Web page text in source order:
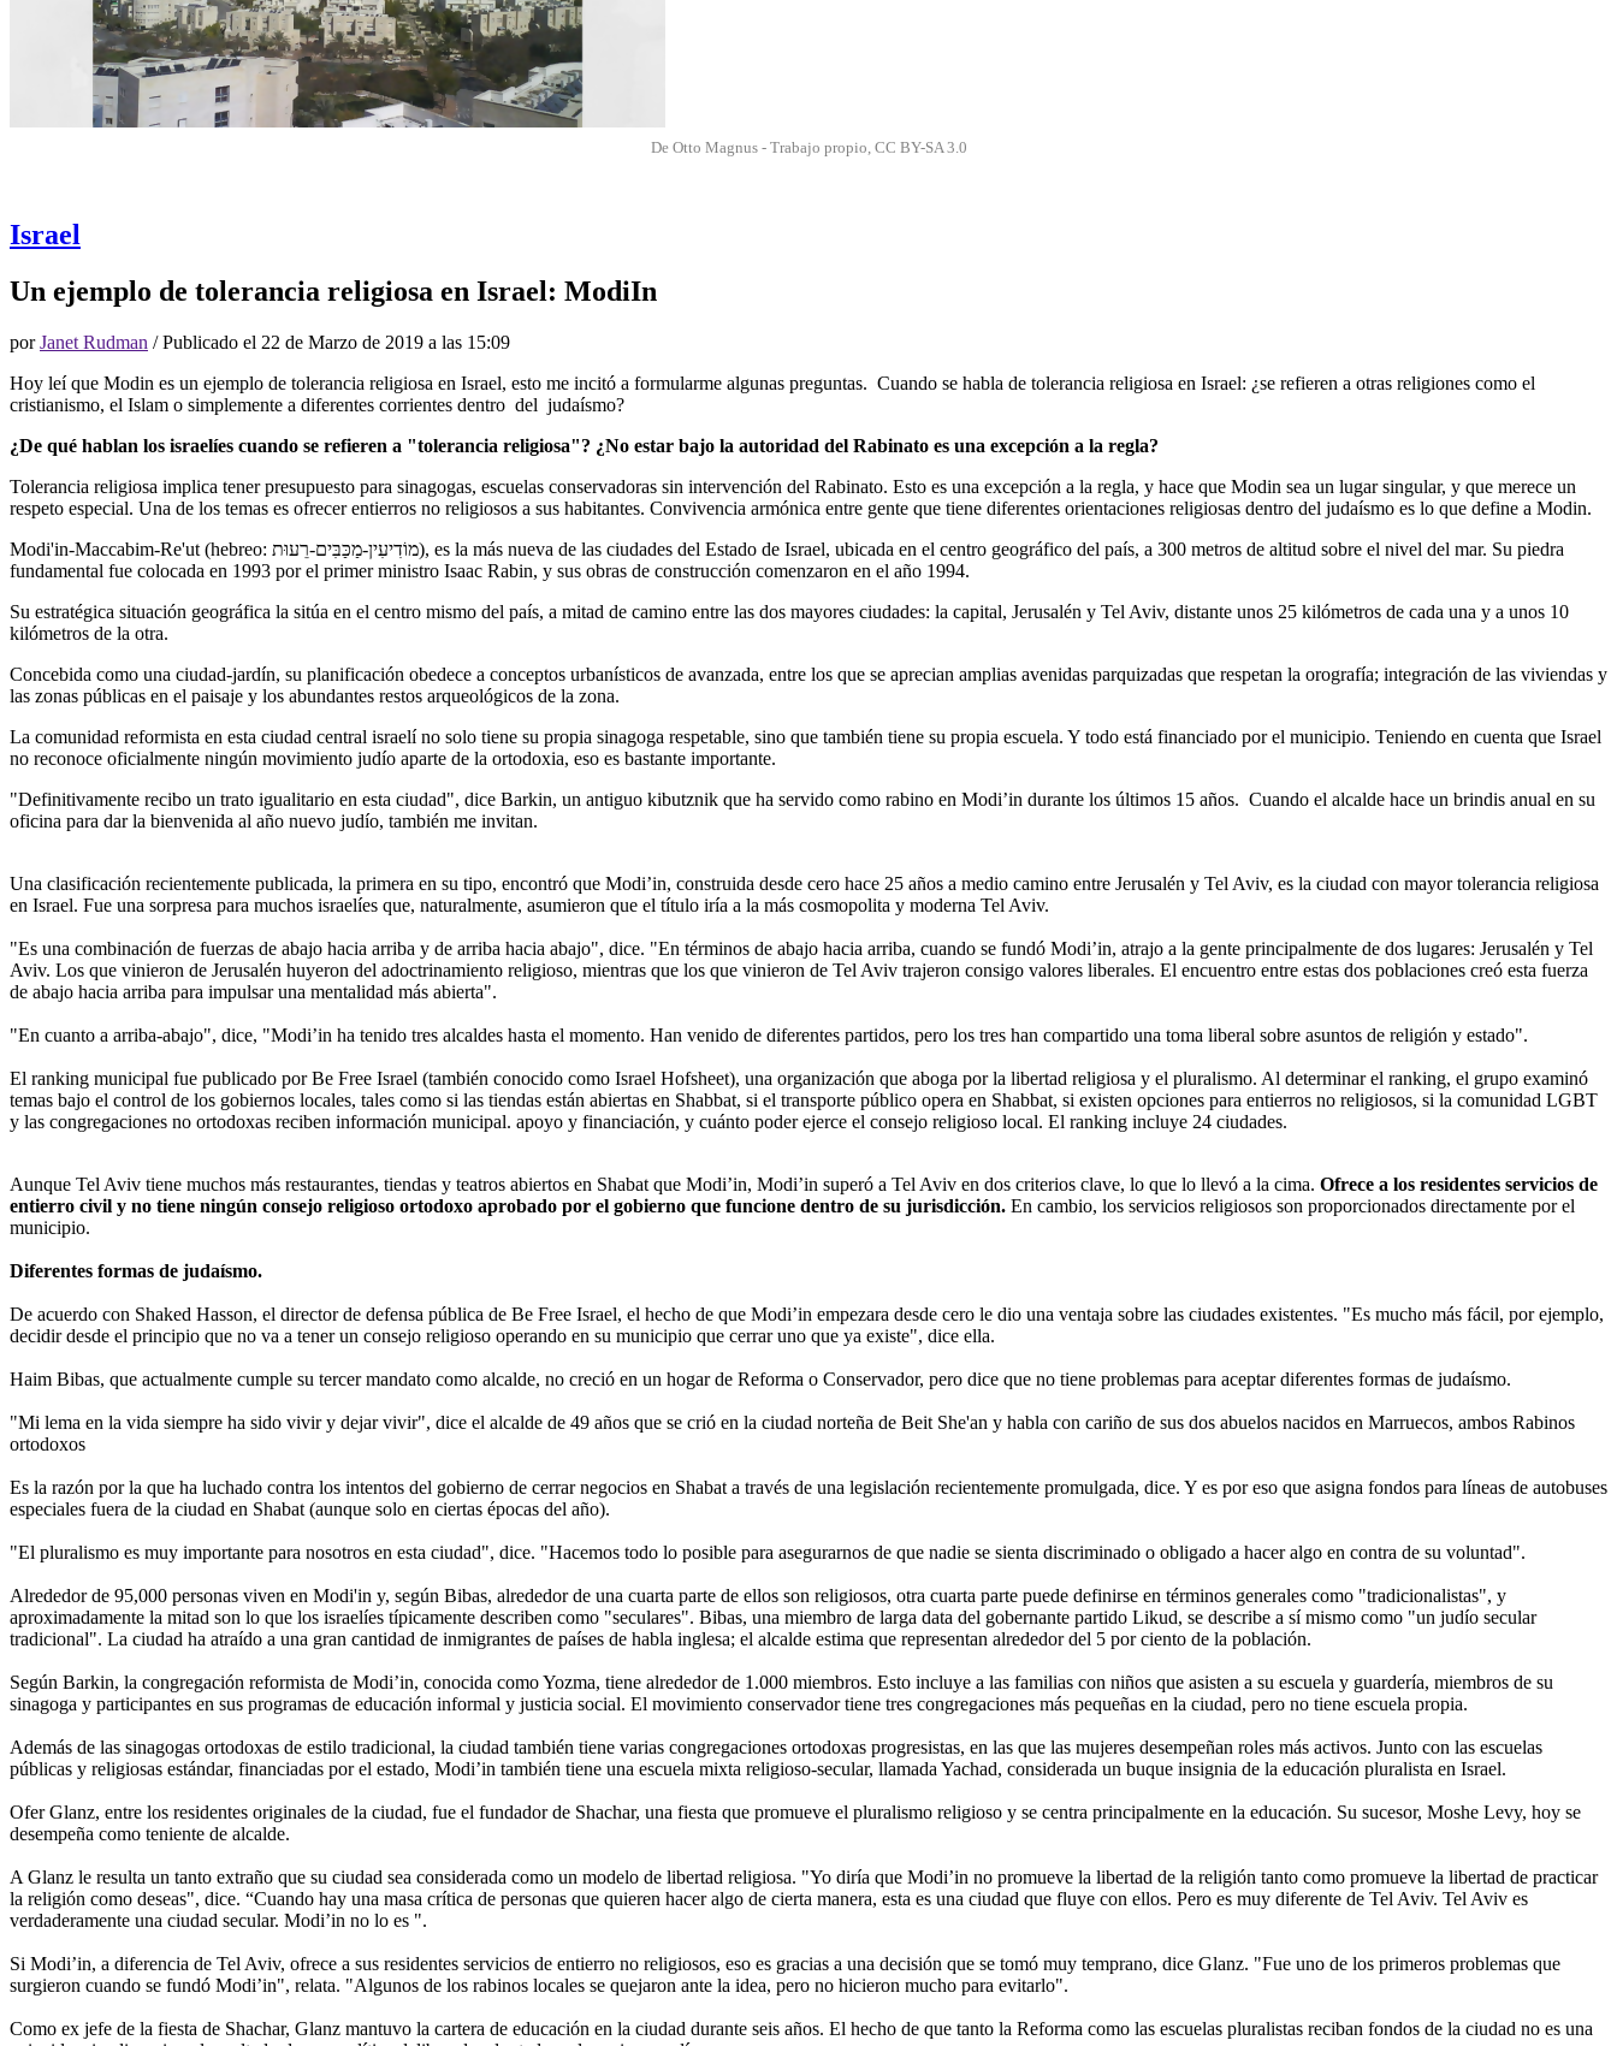
De Otto Magnus - Trabajo propio, CC BY-SA 3.0
Israel
Un ejemplo de tolerancia religiosa en Israel: ModiIn
porJanet Rudman / Publicado el 22 de Marzo de 2019 a las 15:09
Hoy leí que Modin es un ejemplo de tolerancia religiosa en Israel, esto me incitó a formularme algunas preguntas. Cuando se habla de tolerancia religiosa en Israel: ¿se refieren a otras religiones como el
cristianismo, el Islam o simplemente a diferentes corrientes dentro del judaísmo?
¿De qué hablan los israelíes cuando se refieren a "tolerancia religiosa"? ¿No estar bajo la autoridad del Rabinato es una excepción a la regla?
Tolerancia religiosa implica tener presupuesto para sinagogas, escuelas conservadoras sin intervención del Rabinato. Esto es una excepción a la regla, y hace que Modin sea un lugar singular, y que merece un
respeto especial. Una de los temas es ofrecer entierros no religiosos a sus habitantes. Convivencia armónica entre gente que tiene diferentes orientaciones religiosas dentro del judaísmo es lo que define a Modin.
Modi'in-Maccabim-Re'ut (hebreo: מוֹדִיעִין-מַכַּבִּים-רֵעוּת), es la más nueva de las ciudades del Estado de Israel, ubicada en el centro geográfico del país, a 300 metros de altitud sobre el nivel del mar. Su piedra
fundamental fue colocada en 1993 por el primer ministro Isaac Rabin, y sus obras de construcción comenzaron en el año 1994.
Su estratégica situación geográfica la sitúa en el centro mismo del país, a mitad de camino entre las dos mayores ciudades: la capital, Jerusalén y Tel Aviv, distante unos 25 kilómetros de cada una y a unos 10
kilómetros de la otra.
Concebida como una ciudad-jardín, su planificación obedece a conceptos urbanísticos de avanzada, entre los que se aprecian amplias avenidas parquizadas que respetan la orografía; integración de las viviendas y
las zonas públicas en el paisaje y los abundantes restos arqueológicos de la zona.
La comunidad reformista en esta ciudad central israelí no solo tiene su propia sinagoga respetable, sino que también tiene su propia escuela. Y todo está financiado por el municipio. Teniendo en cuenta que Israel
no reconoce oficialmente ningún movimiento judío aparte de la ortodoxia, eso es bastante importante.
"Definitivamente recibo un trato igualitario en esta ciudad", dice Barkin, un antiguo kibutznik que ha servido como rabino en Modi’in durante los últimos 15 años. Cuando el alcalde hace un brindis anual en su
oficina para dar la bienvenida al año nuevo judío, también me invitan.
Una clasificación recientemente publicada, la primera en su tipo, encontró que Modi’in, construida desde cero hace 25 años a medio camino entre Jerusalén y Tel Aviv, es la ciudad con mayor tolerancia religiosa
en Israel. Fue una sorpresa para muchos israelíes que, naturalmente, asumieron que el título iría a la más cosmopolita y moderna Tel Aviv.
"Es una combinación de fuerzas de abajo hacia arriba y de arriba hacia abajo", dice. "En términos de abajo hacia arriba, cuando se fundó Modi’in, atrajo a la gente principalmente de dos lugares: Jerusalén y Tel
Aviv. Los que vinieron de Jerusalén huyeron del adoctrinamiento religioso, mientras que los que vinieron de Tel Aviv trajeron consigo valores liberales. El encuentro entre estas dos poblaciones creó esta fuerza
de abajo hacia arriba para impulsar una mentalidad más abierta".
"En cuanto a arriba-abajo", dice, "Modi’in ha tenido tres alcaldes hasta el momento. Han venido de diferentes partidos, pero los tres han compartido una toma liberal sobre asuntos de religión y estado".
El ranking municipal fue publicado por Be Free Israel (también conocido como Israel Hofsheet), una organización que aboga por la libertad religiosa y el pluralismo. Al determinar el ranking, el grupo examinó
temas bajo el control de los gobiernos locales, tales como si las tiendas están abiertas en Shabbat, si el transporte público opera en Shabbat, si existen opciones para entierros no religiosos, si la comunidad LGBT
y las congregaciones no ortodoxas reciben información municipal. apoyo y financiación, y cuánto poder ejerce el consejo religioso local. El ranking incluye 24 ciudades.
Aunque Tel Aviv tiene muchos más restaurantes, tiendas y teatros abiertos en Shabat que Modi’in, Modi’in superó a Tel Aviv en dos criterios clave, lo que lo llevó a la cima. Ofrece a los residentes servicios de
entierro civil y no tiene ningún consejo religioso ortodoxo aprobado por el gobierno que funcione dentro de su jurisdicción. En cambio, los servicios religiosos son proporcionados directamente por el
municipio.
Diferentes formas de judaísmo.
De acuerdo con Shaked Hasson, el director de defensa pública de Be Free Israel, el hecho de que Modi’in empezara desde cero le dio una ventaja sobre las ciudades existentes. "Es mucho más fácil, por ejemplo,
decidir desde el principio que no va a tener un consejo religioso operando en su municipio que cerrar uno que ya existe", dice ella.
Haim Bibas, que actualmente cumple su tercer mandato como alcalde, no creció en un hogar de Reforma o Conservador, pero dice que no tiene problemas para aceptar diferentes formas de judaísmo.
"Mi lema en la vida siempre ha sido vivir y dejar vivir", dice el alcalde de 49 años que se crió en la ciudad norteña de Beit She'an y habla con cariño de sus dos abuelos nacidos en Marruecos, ambos Rabinos
ortodoxos
Es la razón por la que ha luchado contra los intentos del gobierno de cerrar negocios en Shabat a través de una legislación recientemente promulgada, dice. Y es por eso que asigna fondos para líneas de autobuses
especiales fuera de la ciudad en Shabat (aunque solo en ciertas épocas del año).
"El pluralismo es muy importante para nosotros en esta ciudad", dice. "Hacemos todo lo posible para asegurarnos de que nadie se sienta discriminado o obligado a hacer algo en contra de su voluntad".
Alrededor de 95,000 personas viven en Modi'in y, según Bibas, alrededor de una cuarta parte de ellos son religiosos, otra cuarta parte puede definirse en términos generales como "tradicionalistas", y
aproximadamente la mitad son lo que los israelíes típicamente describen como "seculares". Bibas, una miembro de larga data del gobernante partido Likud, se describe a sí mismo como "un judío secular
tradicional". La ciudad ha atraído a una gran cantidad de inmigrantes de países de habla inglesa; el alcalde estima que representan alrededor del 5 por ciento de la población.
Según Barkin, la congregación reformista de Modi’in, conocida como Yozma, tiene alrededor de 1.000 miembros. Esto incluye a las familias con niños que asisten a su escuela y guardería, miembros de su
sinagoga y participantes en sus programas de educación informal y justicia social. El movimiento conservador tiene tres congregaciones más pequeñas en la ciudad, pero no tiene escuela propia.
Además de las sinagogas ortodoxas de estilo tradicional, la ciudad también tiene varias congregaciones ortodoxas progresistas, en las que las mujeres desempeñan roles más activos. Junto con las escuelas
públicas y religiosas estándar, financiadas por el estado, Modi’in también tiene una escuela mixta religioso-secular, llamada Yachad, considerada un buque insignia de la educación pluralista en Israel.
Ofer Glanz, entre los residentes originales de la ciudad, fue el fundador de Shachar, una fiesta que promueve el pluralismo religioso y se centra principalmente en la educación. Su sucesor, Moshe Levy, hoy se
desempeña como teniente de alcalde.
A Glanz le resulta un tanto extraño que su ciudad sea considerada como un modelo de libertad religiosa. "Yo diría que Modi’in no promueve la libertad de la religión tanto como promueve la libertad de practicar
la religión como deseas", dice. “Cuando hay una masa crítica de personas que quieren hacer algo de cierta manera, esta es una ciudad que fluye con ellos. Pero es muy diferente de Tel Aviv. Tel Aviv es
verdaderamente una ciudad secular. Modi’in no lo es ".
Si Modi’in, a diferencia de Tel Aviv, ofrece a sus residentes servicios de entierro no religiosos, eso es gracias a una decisión que se tomó muy temprano, dice Glanz. "Fue uno de los primeros problemas que
surgieron cuando se fundó Modi’in", relata. "Algunos de los rabinos locales se quejaron ante la idea, pero no hicieron mucho para evitarlo".
Como ex jefe de la fiesta de Shachar, Glanz mantuvo la cartera de educación en la ciudad durante seis años. El hecho de que tanto la Reforma como las escuelas pluralistas reciban fondos de la ciudad no es una